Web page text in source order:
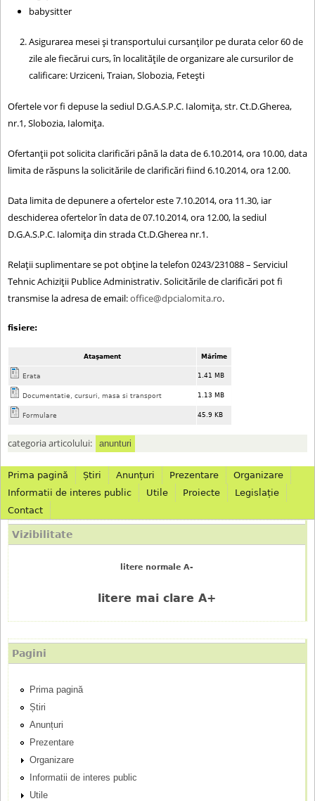
babysitter
Asigurarea mesei şi transportului cursanţilor pe durata celor 60 de
zile ale fiecărui curs, în localitățile de organizare ale cursurilor de
calificare: Urziceni, Traian, Slobozia, Feteşti
Ofertele vor fi depuse la sediul D.G.A.S.P.C. Ialomița, str. Ct.D.Gherea,
nr.1, Slobozia, Ialomița.
Ofertanţii pot solicita clarificări până la data de 6.10.2014, ora 10.00, data
limita de răspuns la solicitările de clarificări fiind 6.10.2014, ora 12.00.
Data limita de depunere a ofertelor este 7.10.2014, ora 11.30, iar
deschiderea ofertelor în data de 07.10.2014, ora 12.00, la sediul
D.G.A.S.P.C. Ialomița din strada Ct.D.Gherea nr.1.
Relaţii suplimentare se pot obține la telefon 0243/231088 – Serviciul
Tehnic Achiziții Publice Administrativ. Solicitările de clarificări pot fi
transmise la adresa de email:office@dpcialomita.ro.
fisiere:
Ataşament Mărime
Erata 1.41 MB
Documentatie, cursuri, masa si transport 1.13 MB
Formulare 45.9 KB
categoria articolului: anunturi
M
e
n
i
u
p
r
i
n
c
i
Prima pagină Știri Anunțuri Prezentare
Organizare
Informatii de interes public
Utile Proiecte
Legislație
Contact
Vizibilitate
litere normale A-
litere mai clare A+
Pagini
Prima pagină
Știri
Anunțuri
Prezentare
Organizare
Informatii de interes public
Utile